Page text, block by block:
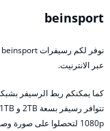
beinsport
عبر الانترنيت.
كما يمكنكم ربط الرسيفر